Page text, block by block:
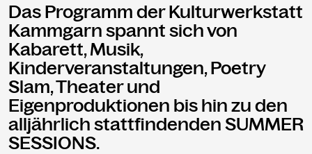
Das Programm der Kulturwerkstatt
Kammgarn spannt sich von
Kabarett, Musik,
Kinderveranstaltungen, Poetry
Slam, Theater und
Eigenproduktionen bis hin zu den
alljährlich stattfindenden SUMMER
SESSIONS.